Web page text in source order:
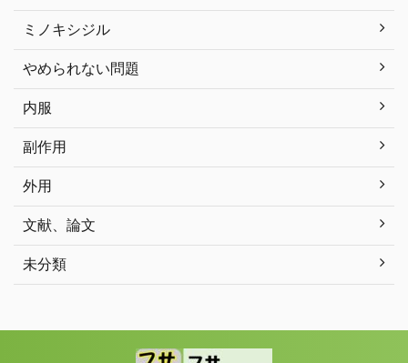
ミノキシジル
やめられない問題
内服
副作用
外用
文献、論文
未分類